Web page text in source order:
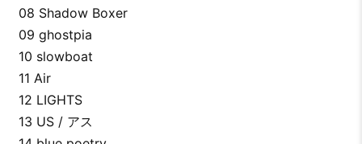
08 Shadow Boxer
09 ghostpia
10 slowboat
11 Air
12 LIGHTS
13 US / アス